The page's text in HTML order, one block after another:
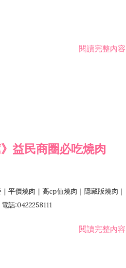
閱讀完整內容
益民商圈必吃燒肉
平價燒肉｜高cp值燒肉｜隱藏版燒肉｜
話:0422258111
閱讀完整內容